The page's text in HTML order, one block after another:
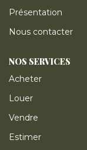
Présentation
Nous contacter
NOS SERVICES
Acheter
Louer
Vendre
Estimer